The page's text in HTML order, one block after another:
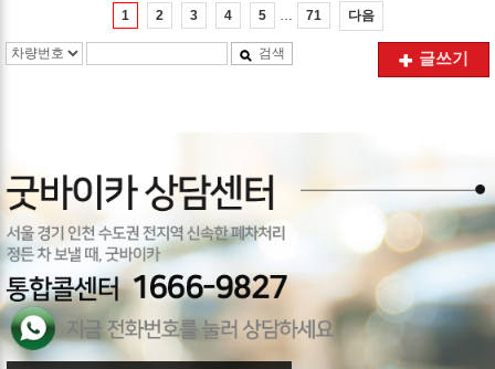
1 2 3 4 5 71 다음
검색 글쓰기